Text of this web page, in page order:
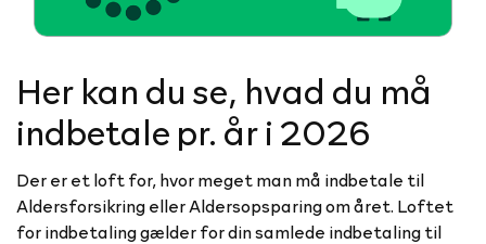
Her kan du se, hvad du må
indbetale pr. år i 2026
Der er et loft for, hvor meget man må indbetale til
Aldersforsikring eller Aldersopsparing om året. Loftet
for indbetaling gælder for din samlede indbetaling til